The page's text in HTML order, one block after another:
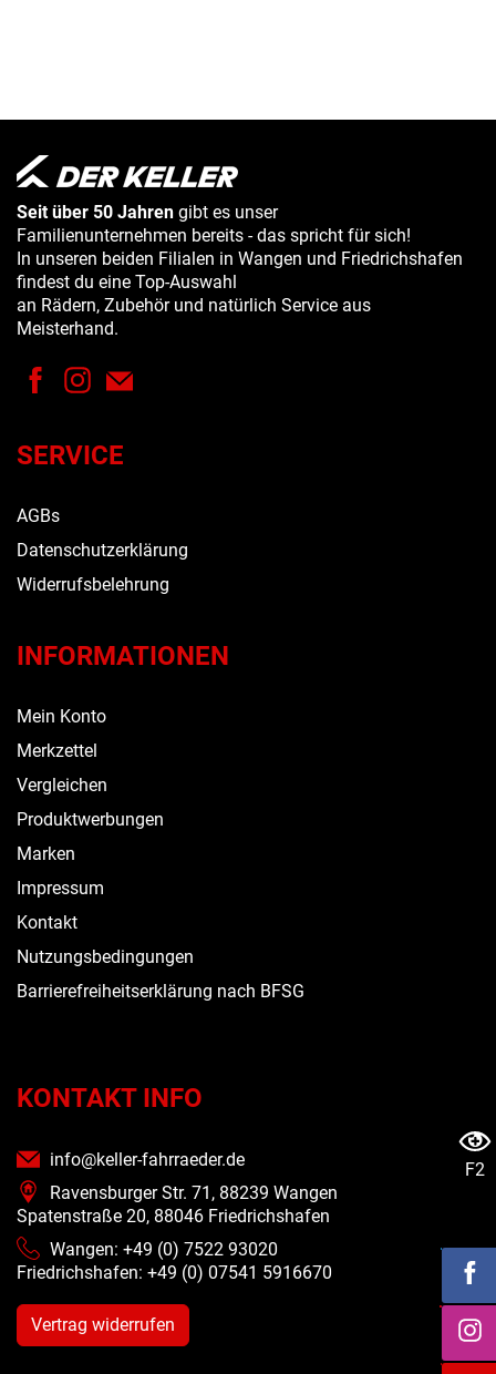
Seit über 50 Jahren gibt es unser
Familienunternehmen bereits - das spricht für sich!
In unseren beiden Filialen in Wangen und Friedrichshafen
findest du eine Top-Auswahl
an Rädern, Zubehör und natürlich Service aus
Meisterhand.
SERVICE
AGBs
Datenschutzerklärung
Widerrufsbelehrung
INFORMATIONEN
Mein Konto
Merkzettel
Vergleichen
Produktwerbungen
Marken
Impressum
Kontakt
Nutzungsbedingungen
Barrierefreiheitserklärung nach BFSG
KONTAKT INFO
info@keller-fahrraeder.de
Ravensburger Str. 71, 88239 Wangen
Spatenstraße 20, 88046 Friedrichshafen
Wangen: +49 (0) 7522 93020
Friedrichshafen: +49 (0) 07541 5916670
Vertrag widerrufen
F2